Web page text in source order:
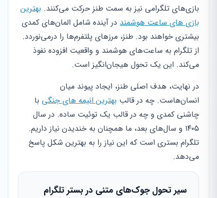
بازی‌های تلگرامی نیز به سمت طنز حرکت می‌کنند. بهترین
بازی های ساعت هوشمند در آینده شامل المان‌های کمدی
بیشتری خواهند بود. طنز، مرزهای پلتفرم‌ها را درمی‌نوردد.
از تلگرام به ساعت‌های هوشمند و واقعیت افزوده نفوذ
می‌کند. این یک تحول هیجان‌انگیز است.
در نهایت، هدف اصلی طنز، ایجاد پیوند میان
انسان‌هاست. چه در قالب بهترین انیمه های جنگی با
چاشنی کمدی و چه در قالب یک توئیت ساده. در سال
۱۴۰۵ و سال‌های بعد، ما همچنان به خندیدن نیاز داریم.
تلگرام بستری است که این نیاز را به بهترین شکل پاسخ
می‌دهد.
سیر تحول جوک‌های متنی در بستر تلگرام